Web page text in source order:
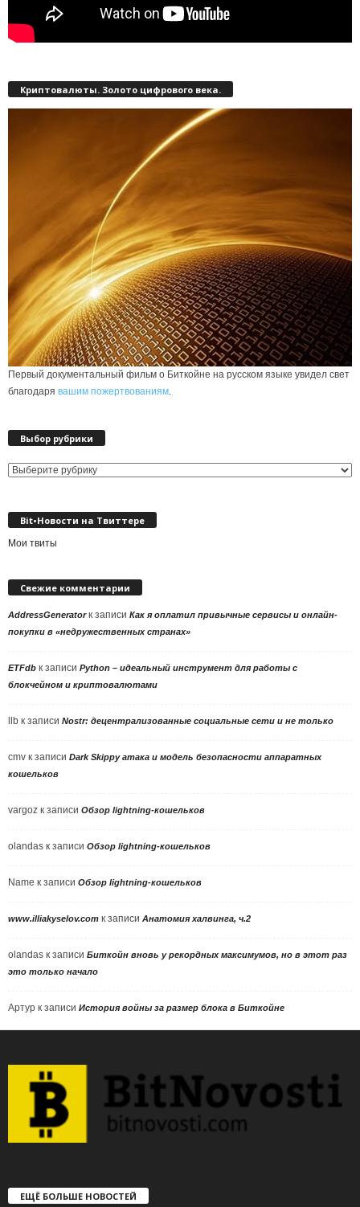
Криптовалюты. Золото цифрового века.
Первый документальный фильм о Биткойне на русском языке увидел свет
благодаря вашим пожертвованиям.
Выбор рубрики
Выбор
Bit•Новости на Твиттере
Мои твиты
Свежие комментарии
AddressGeneratorк записи Как я оплатил привычные сервисы и онлайн-
покупки в «недружественных странах»
ETFdb к записи Python – идеальный инструмент для работы с
блокчейном и криптовалютами
llb к записи Nostr: децентрализованные социальные сети и не только
cmv к записи Dark Skippy атака и модель безопасности аппаратных
кошельков
vargoz к записи Обзор lightning-кошельков
olandas к записи Обзор lightning-кошельков
Name к записи Обзор lightning-кошельков
www.illiakyselov.com к записи Анатомия халвинга, ч.2
olandas к записи Биткойн вновь у рекордных максимумов, но в этот раз
это только начало
Артур к записи История войны за размер блока в Биткойне
ЕЩЁ БОЛЬШЕ НОВОСТЕЙ